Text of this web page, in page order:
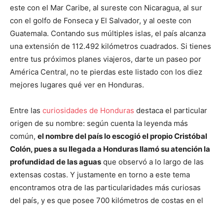
este con el Mar Caribe, al sureste con Nicaragua, al sur
con el golfo de Fonseca y El Salvador, y al oeste con
Guatemala. Contando sus múltiples islas, el país alcanza
una extensión de 112.492 kilómetros cuadrados. Si tienes
entre tus próximos planes viajeros, darte un paseo por
América Central, no te pierdas este listado con los diez
mejores lugares qué ver en Honduras.
Entre las curiosidades de Honduras destaca el particular
origen de su nombre: según cuenta la leyenda más
común, el nombre del país lo escogió el propio Cristóbal
Colón, pues a su llegada a Honduras llamó su atención la
profundidad de las aguas que observó a lo largo de las
extensas costas. Y justamente en torno a este tema
encontramos otra de las particularidades más curiosas
del país, y es que posee 700 kilómetros de costas en el